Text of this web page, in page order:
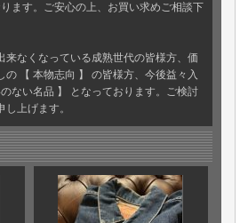
ます。ご安心の上、お買い求めご相談下
来なくなっている成熟世代の皆様方、価
の 【 本物志向 】 の皆様方、今後益々入
ない名品 】 となっております。ご検討
上げます。